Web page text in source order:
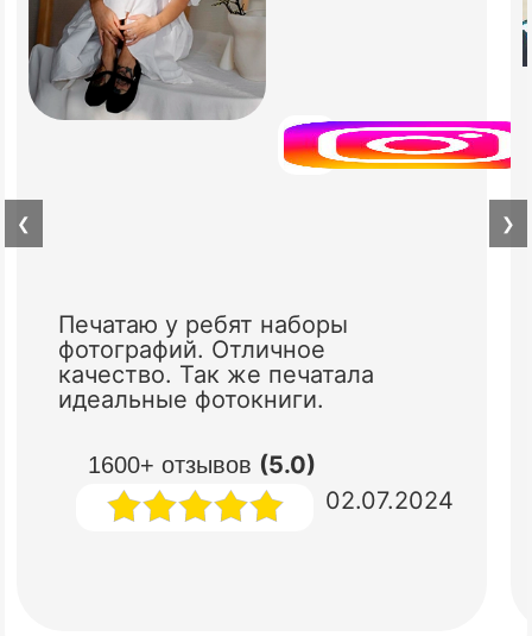
1600+ отзывов (5.0)
Печатаю у ребят наборы
фотографий. Отличное
качество. Так же печатала
идеальные фотокниги.
02.07.2024
❮ ❯